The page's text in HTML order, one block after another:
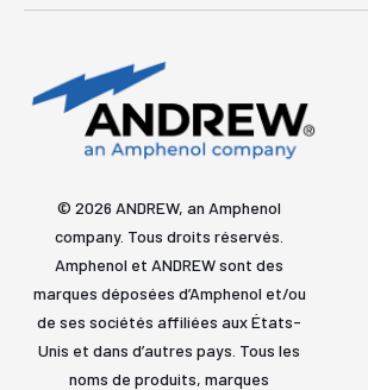
© 2026 ANDREW, an Amphenol
company. Tous droits réservés.
Amphenol et ANDREW sont des
marques déposées d’Amphenol et/ou
de ses sociétés affiliées aux États-
Unis et dans d’autres pays. Tous les
noms de produits, marques